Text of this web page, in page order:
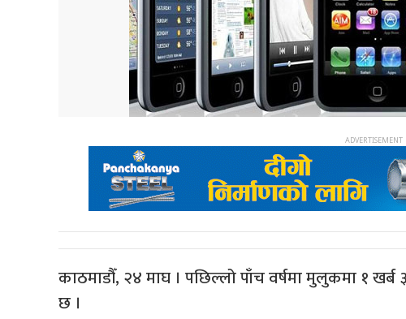
काठमाडौँ, २४ माघ । पछिल्लो पाँच वर्षमा मुलुकमा १
छ ।